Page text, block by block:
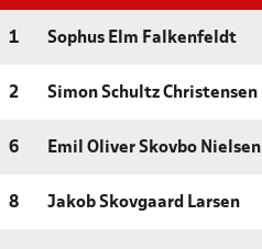
1 Sophus Elm Falkenfeldt
2 Simon Schultz Christensen
6 Emil Oliver Skovbo Nielsen
8 Jakob Skovgaard Larsen